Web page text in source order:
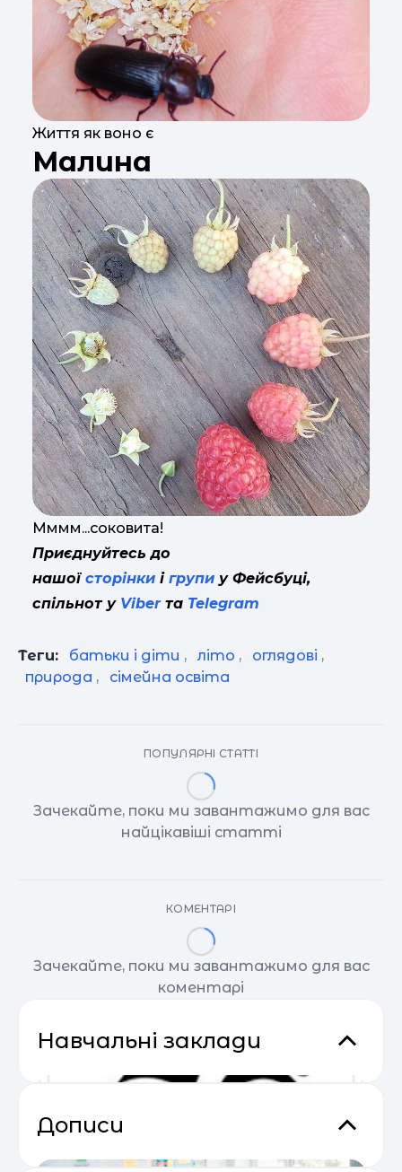
Життя як воно є
Малина
Мммм...соковита!
Приєднуйтесь до
нашої сторінки і групи у Фейсбуці,
спільнот у Viberта Telegram
Теги: батьки і діти , літо , оглядові ,
природа , сімейна освіта
ПОПУЛЯРНІ СТАТТІ
Зачекайте, поки ми завантажимо для вас
найцікавіші статті
КОМЕНТАРІ
Зачекайте, поки ми завантажимо для вас
коментарі
Навчальні заклади
Дописи